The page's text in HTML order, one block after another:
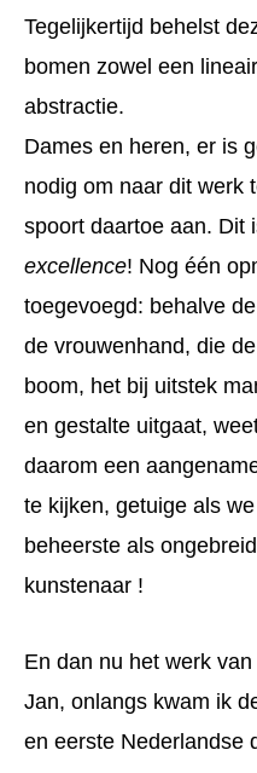
Tegelijkertijd behelst
bomen zowel een
abstractie.
Dames en heren, er is
nodig om naar dit werk
spoort daartoe aan. Dit
excellence! Nog één
toegevoegd: behalve
de vrouwenhand, die
boom, het bij uitstek
en gestalte uitgaat,
daarom een
te kijken, getuige als
beheerste als
kunstenaar !
En dan nu het werk
Jan, onlangs kwam ik
en eerste Nederlandse